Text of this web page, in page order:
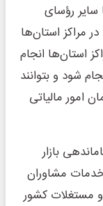
رؤسای
مراکز استان‌ها
استان‌ها انجام
شود و بتوانند
امور مالیاتی
۳ ماده ۷ قانون ساماندهی بازار
مشاوران
مستغلات کشور